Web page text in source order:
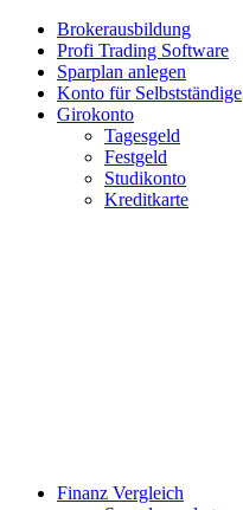
Brokerausbildung
Profi Trading Software
Sparplan anlegen
Konto für Selbstständige
Girokonto
Tagesgeld
Festgeld
Studikonto
Kreditkarte
Finanz Vergleich